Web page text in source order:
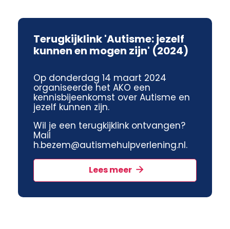
Terugkijklink 'Autisme: jezelf
kunnen en mogen zijn' (2024)
Op donderdag 14 maart 2024
organiseerde het AKO een
kennisbijeenkomst over Autisme en
jezelf kunnen zijn.
Wil je een terugkijklink ontvangen?
Mail
h.bezem@autismehulpverlening.nl.
Lees meer